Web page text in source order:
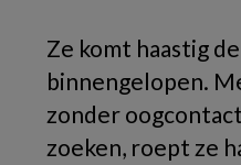
Ze komt haastig
binnengelopen.
zonder
zoeken, roept ze